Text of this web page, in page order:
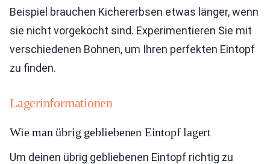
Beispiel brauchen Kichererbsen etwas länger, wenn
sie nicht vorgekocht sind. Experimentieren Sie mit
verschiedenen Bohnen, um Ihren perfekten Eintopf
zu finden.
Lagerinformationen
Wie man übrig gebliebenen Eintopf lagert
Um deinen übrig gebliebenen Eintopf richtig zu